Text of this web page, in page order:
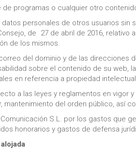
de programas o cualquier otro
personales de otros usuarios
de 27 de abril de 2016,
de los mismos.
del dominio y de las
sobre el contenido de su
en referencia a propiedad
a las leyes y reglamentos en
mantenimiento del orden público, así
S.L. por los gastos que
honorarios y gastos de defensa